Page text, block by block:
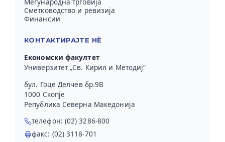
Сметководство и ревизија
Финансии
КОНТАКТИРАЈТЕ НЀ
Економски факултет
Универзитет „Св. Кирил и Методиј“
бул. Гоце Делчев бр.9В
1000 Скопје
Република Северна Македонија
телефон: (02) 3286-800
факс: (02) 3118-701